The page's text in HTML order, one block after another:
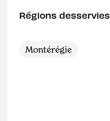
Régions desservies
Montérégie